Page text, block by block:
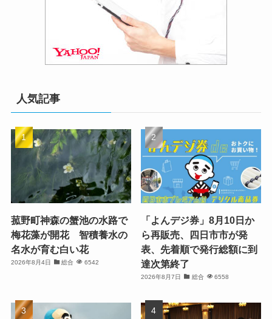
人気記事
菰野町神森の蟹池の水路で
梅花藻が開花 智積養水の
名水が育む白い花
2026年8月4日 総合 6542
「よんデジ券」8月10日か
ら再販売、四日市市が発
表、先着順で発行総額に到
達次第終了
2026年8月7日 総合 6558